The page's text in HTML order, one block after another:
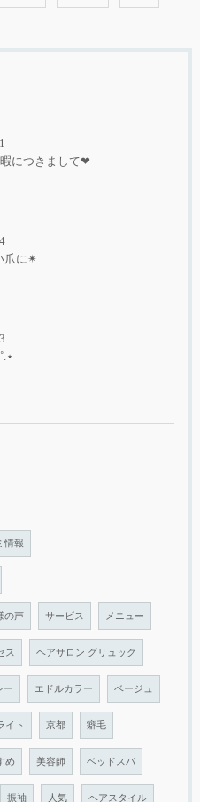
につきまして❤︎
爪に✴︎
情報
の声 サービス メニュー
ス ヘアサロン グリュック
ー エドルカラー ベージュ
イト 京都 癖毛
め 美容師 ベッドスパ
振袖 人気 ヘアスタイル